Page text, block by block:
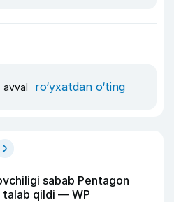
avval ro‘yxatdan o‘ting
sabab Pentagon
talab qildi — WP